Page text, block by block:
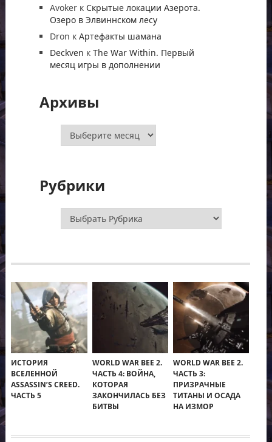
Avoker к Скрытые локации Азерота.
Озеро в Элвиннском лесу
Dron кАртефакты шамана
Deckven кThe War Within. Первый
месяц игры в дополнении
Архивы
Архивы
Рубрики
Рубрики
ИСТОРИЯ
ВСЕЛЕННОЙ
ASSASSIN’S CREED.
ЧАСТЬ 5
WORLD WAR BEE 2.
ЧАСТЬ 4: ВОЙНА,
КОТОРАЯ
ЗАКОНЧИЛАСЬ БЕЗ
БИТВЫ
WORLD WAR BEE 2.
ЧАСТЬ 3:
ПРИЗРАЧНЫЕ
ТИТАНЫ И ОСАДА
НА ИЗМОР